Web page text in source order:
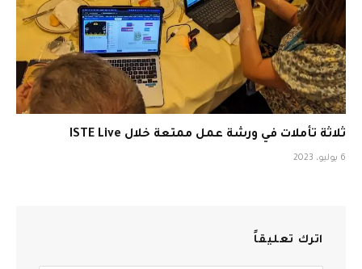
ثلاثة تأملات في ورشة عمل ممتعة خلال ISTE Live
6 يوليو، 2023
اترك تعليقاً